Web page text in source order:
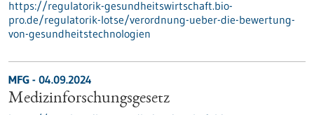
https://regulatorik-gesundheitswirtschaft.bio-
pro.de/regulatorik-lotse/verordnung-ueber-die-bewertung-
von-gesundheitstechnologien
MFG - 04.09.2024
Medizinforschungsgesetz